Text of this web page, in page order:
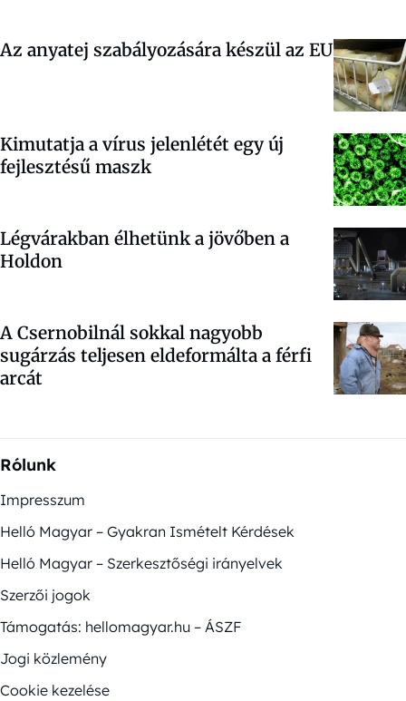
Az anyatej szabályozására készül az EU
Kimutatja a vírus jelenlétét egy új
fejlesztésű maszk
Légvárakban élhetünk a jövőben a
Holdon
A Csernobilnál sokkal nagyobb
sugárzás teljesen eldeformálta a férfi
arcát
Rólunk
Impresszum
Helló Magyar – Gyakran Ismételt Kérdések
Helló Magyar – Szerkesztőségi irányelvek
Szerzői jogok
Támogatás: hellomagyar.hu – ÁSZF
Jogi közlemény
Cookie kezelése